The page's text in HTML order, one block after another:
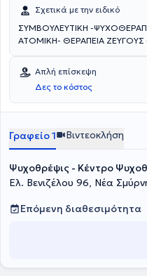
Σχετικά με την ειδικό
ΣΥΜΒΟΥΛΕΥΤΙΚΗ -
ΑΤΟΜΙΚΗ- ΘΕΡΑΠΕΙΑ ΖΕΥΓΟΥΣ
Απλή επίσκεψη
Δες το κόστος
Γραφείο 1 Βιντεοκλήση
Ψυχοθρέψις - Κέντρο
Ελ. Βενιζέλου 96, Νέα
Επόμενη διαθεσιμότητα